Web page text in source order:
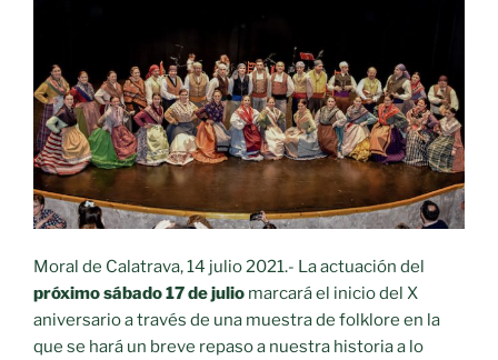
Moral de Calatrava, 14 julio 2021.- La actuación del
próximo sábado 17 de julio marcará el inicio del X
aniversario a través de una muestra de folklore en la
que se hará un breve repaso a nuestra historia a lo